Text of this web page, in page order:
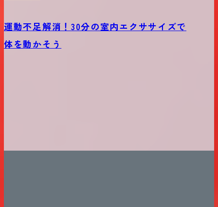
運動不足解消！30分の室内エクササイズで
体を動かそう